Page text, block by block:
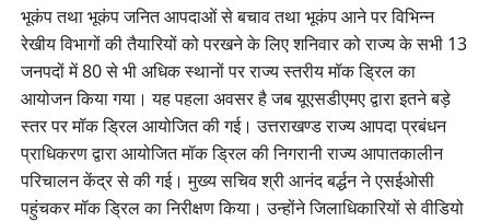
भूकंप तथा भूकंप जनित आपदाओं से बचाव तथा भूकंप आने पर विभिन्न
रेखीय विभागों की तैयारियों को परखने के लिए शनिवार को राज्य के सभी 13
जनपदों में 80 से भी अधिक स्थानों पर राज्य स्तरीय मॉक ड्रिल का
आयोजन किया गया। यह पहला अवसर है जब यूएसडीएमए द्वारा इतने बड़े
स्तर पर मॉक ड्रिल आयोजित की गई। उत्तराखण्ड राज्य आपदा प्रबंधन
प्राधिकरण द्वारा आयोजित मॉक ड्रिल की निगरानी राज्य आपातकालीन
परिचालन केंद्र से की गई। मुख्य सचिव श्री आनंद बर्द्धन ने एसईओसी
पहुंचकर मॉक ड्रिल का निरीक्षण किया। उन्होंने जिलाधिकारियों से वीडियो